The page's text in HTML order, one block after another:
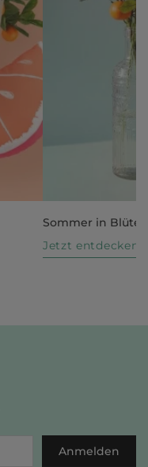
Sommer in Blüte
Jetzt entdecken
Anmelden